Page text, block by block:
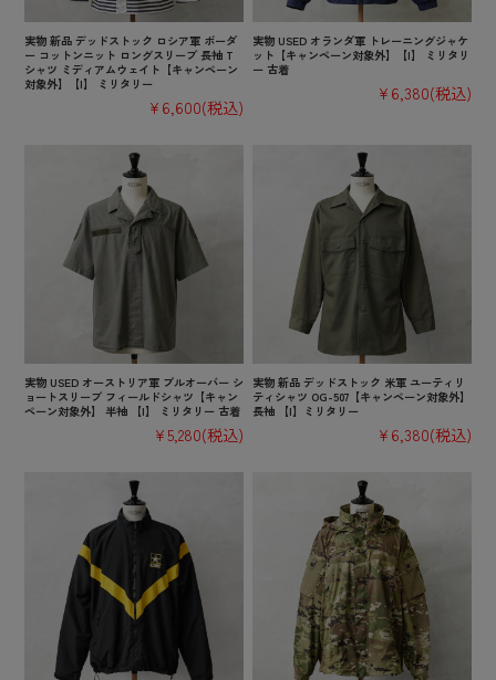
実物 新品 デッドストック ロシア軍 ボーダ
ー コットンニット ロングスリーブ 長袖 T
シャツ ミディアムウェイト【キャンペーン
対象外】【I】 ミリタリー
¥6,600(税込)
実物 USED オランダ軍 トレーニングジャケ
ット【キャンペーン対象外】【I】 ミリタリ
ー 古着
¥6,380(税込)
実物 USED オーストリア軍 プルオーバー シ
ョートスリーブ フィールドシャツ【キャン
ペーン対象外】 半袖 【I】 ミリタリー 古着
¥5,280(税込)
実物 新品 デッドストック 米軍 ユーティリ
ティシャツ OG-507【キャンペーン対象外】
長袖 【I】ミリタリー
¥6,380(税込)